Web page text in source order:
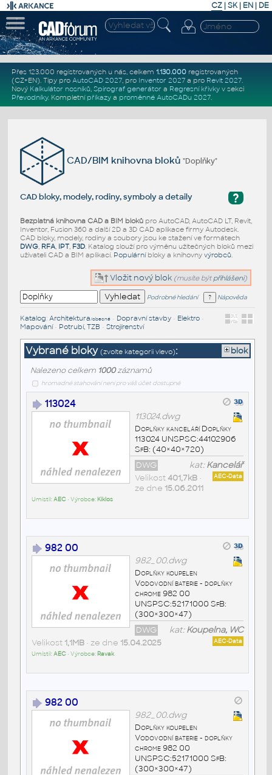
CZ | SK| EN | DE
Přes 123.000 registrovaných u nás, celkem 1.130.000registrovaných
(CZ+EN). Tipy pro AutoCAD 2027, pro Inventor 2027a pro Revit 2027.
Nový Kalkulátor nosníků, Spirograf generátor a Regresní křivkyv sekci
Převodníky. Kompletní příkazya proměnné AutoCADu 2027.
CAD/BIM knihovna bloků"Doplňky"
?
CAD bloky, modely, rodiny, symboly a detaily
Bezplatná knihovna CAD a BIM blokůpro AutoCAD, AutoCAD LT, Revit,
Inventor, Fusion 360 a další 2D a 3D CAD aplikace firmy Autodesk.
CAD bloky, modely, rodiny a soubory jsou ke stažení ve formátech
DWG, RFA, IPT, F3D. Katalog slouží pro výměnu užitečných bloků mezi
uživateli CAD a BIM aplikací. Populárníbloky a knihovny výrobců.
Vložit nový blok (musíte být přihlášeni)
Podrobné hledání Nápověda
Katalog: Architektura/obecné• Dopravní stavby• Elektro•
Mapování• Potrubí, TZB • Strojírenství
Vybrané bloky (zvolte kategorii vlevo): blok
Nalezeno celkem 1000záznamů
hromadné stahování není pro váš účet dostupné
113024
113024.dwg
Doplňky kanceláří Doplňky
113024 UNSPSC:44102906
SfB: (40×40×720)
kat:Kancelář
DWG
AEC-Data
Velikost 401,7kB•
ze dne 15.06.2011
Umístil:AEC• Výrobce: Kiklos
982 00
982_00.dwg
Doplňky koupelen
Vodovodní baterie - doplňky
chrome 982 00
UNSPSC:52171000 SfB:
(300×300×47)
kat:Koupelna, WC
DWG
AEC-Data
Velikost 1,1MB• ze dne 15.04.2025
Umístil:AEC• Výrobce: Ravak
982 00
982_00.dwg
Doplňky koupelen
Vodovodní baterie - doplňky
chrome 982 00
UNSPSC:52171000 SfB:
(300×300×47)